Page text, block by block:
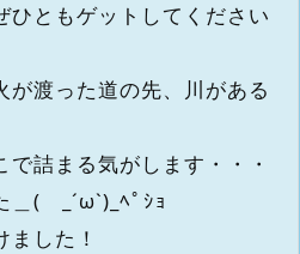
ひともゲットしてください
が渡った道の先、川がある
詰まる気がします・・・
＿( _´ω`)_ﾍﾟｼｮ
した！